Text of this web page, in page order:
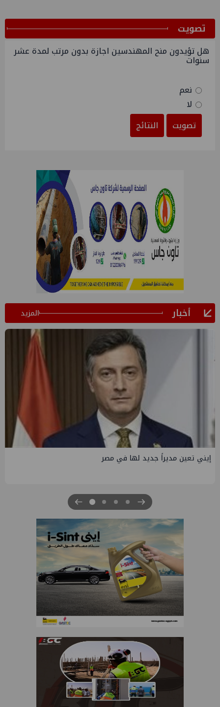
ﺗﺼﻮﻳﺖ
هل تؤيدون منح المهندسين اجازة بدون مرتب لمدة عشر
سنوات
نعم
لا
تصويت
النتائج
أخبار المزيد
إصابة 22 سيدة في حادث انقلاب سيارة ربع نقل بالشرقية